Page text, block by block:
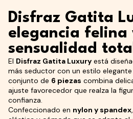
Disfraz Gatita
elegancia felina
sensualidad
El Disfraz Gatita Luxury está
más seductor con un estilo
conjunto de 6 piezas combina
ajuste favorecedor que realza la
confianza.
Confeccionado en nylon y spandex